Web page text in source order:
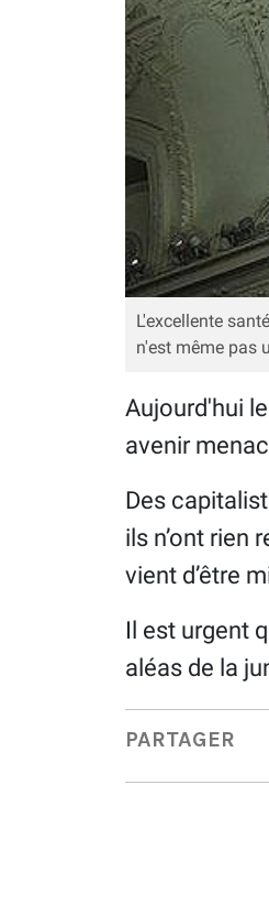
L'excellente
n'est même pas
Aujourd'hui
avenir
Des
ils n’ont rien
vient d’être
Il est urgent
aléas de la
PARTAGER